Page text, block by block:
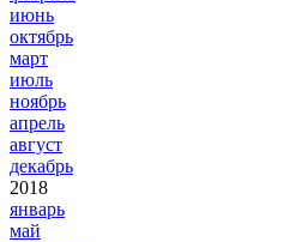
июнь
октябрь
март
июль
ноябрь
апрель
август
декабрь
2018
январь
май